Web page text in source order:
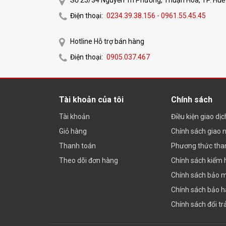
Điện thoại: 0234.39.38.156 - 0961.55.45.45
Hotline Hỗ trợ bán hàng
Điện thoại: 0905.037.467
Tài khoản của tôi
Tài khoản
Giỏ hàng
Thanh toán
Theo dõi đơn hàng
Chính sách
Điều kiện giao
Chính sách giao
Phương thức
Chính sách kiểm
Chính sách bảo
Chính sách bảo
Chính sách đổi